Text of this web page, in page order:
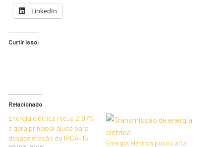
LinkedIn
Curtir isso:
Relacionado
Energia elétrica recua 2,87%
e gera principal ajuda para
desaceleração do IPCA-15
Energia elétrica puxou alta